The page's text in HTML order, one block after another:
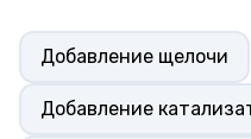
Добавление щелочи
Добавление